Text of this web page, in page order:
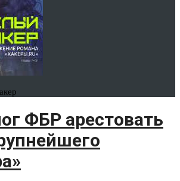
ФБР арестовать